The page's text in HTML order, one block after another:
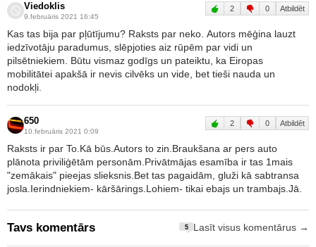
Viedoklis
9.februāris 2021 16:45
2 0 Atbildēt
Kas tas bija par pļūtījumu? Raksts par neko. Autors mēģina lauzt
iedzīvotāju paradumus, slēpjoties aiz rūpēm par vidi un
pilsētniekiem. Būtu vismaz godīgs un pateiktu, ka Eiropas
mobilitātei apakšā ir nevis cilvēks un vide, bet tieši nauda un
nodokļi.
650
10.februāris 2021 0:09
2 0 Atbildēt
Raksts ir par To.Kā būs.Autors to zin.Braukšana ar pers auto
plānota priviliģētām personām.Privātmājas esamība ir tas 1mais
"zemākais" pieejas slieksnis.Bet tas pagaidām, gluži kā sabtransa
josla.Ierindniekiem- kāršārings.Lohiem- tikai ebajs un trambajs.Jā.
Tavs komentārs 5 Lasīt visus komentārus →